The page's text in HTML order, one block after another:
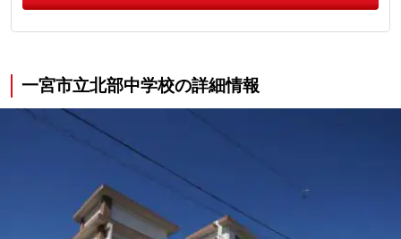
一宮市立北部中学校の詳細情報